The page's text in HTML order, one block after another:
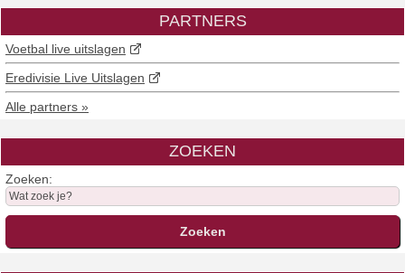
PARTNERS
Voetbal live uitslagen
Eredivisie Live Uitslagen
Alle partners »
ZOEKEN
Zoeken: